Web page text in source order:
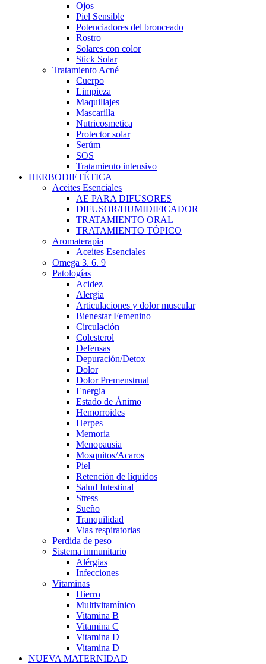
Ojos
Piel Sensible
Potenciadores del bronceado
Rostro
Solares con color
Stick Solar
Tratamiento Acné
Cuerpo
Limpieza
Maquillajes
Mascarilla
Nutricosmetica
Protector solar
Serúm
SOS
Tratamiento intensivo
HERBODIETÉTICA
Aceites Esenciales
AE PARA DIFUSORES
DIFUSOR/HUMIDIFICADOR
TRATAMIENTO ORAL
TRATAMIENTO TÓPICO
Aromaterapia
Aceites Esenciales
Omega 3. 6. 9
Patologías
Acidez
Alergia
Articulaciones y dolor muscular
Bienestar Femenino
Circulación
Colesterol
Defensas
Depuración/Detox
Dolor
Dolor Premenstrual
Energia
Estado de Ánimo
Hemorroides
Herpes
Memoria
Menopausia
Mosquitos/Acaros
Piel
Retención de líquidos
Salud Intestinal
Stress
Sueño
Tranquilidad
Vias respiratorias
Perdida de peso
Sistema inmunitario
Alérgias
Infecciones
Vitaminas
Hierro
Multivitamínico
Vitamina B
Vitamina C
Vitamina D
Vitamina D
NUEVA MATERNIDAD